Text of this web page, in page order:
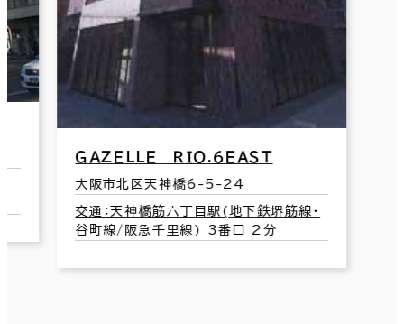
ＭＦ南森町３ビル
大阪市北区天神橋1-19-8